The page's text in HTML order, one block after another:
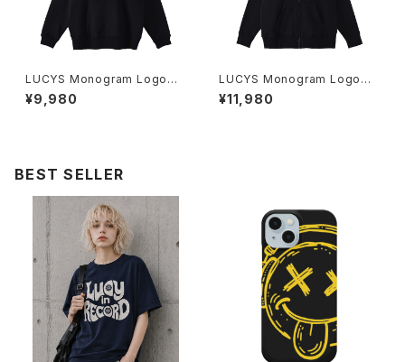
LUCYS Monogram Logoプ
ルオーバーパーカー 1014-230
221321
¥9,980
LUCYS Monogram Logoフ
ルジップパーカー 1014-23022
1323
¥11,980
BEST SELLER